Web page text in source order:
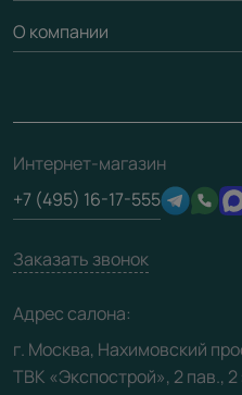
Погонаж
Гарантия
Вопрос-ответ
Отзывы клиентов
Техническая информация
Юридическая информация
Доставка
Дизайнерам / архитекторам
Скачать материалы
3D-модели
О компании
О фабрике
Сертификаты
Производство
Вакансии
Видео
Карта сайта
Интернет-магазин
+7 (495) 16-17-555
Заказать звонок
Адрес салона:
г. Москва, Нахимовский
ТВК «Экспострой», 2 пав.,